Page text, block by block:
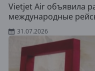
Vietjet Air объявила
международные
31.07.2026